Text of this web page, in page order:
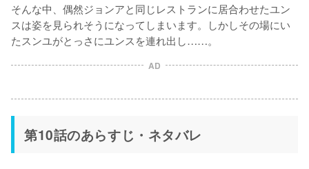
そんな中、偶然ジョンアと同じレストランに居合わせたユン
スは姿を見られそうになってしまいます。しかしその場にい
たスンユがとっさにユンスを連れ出し……。
AD
第10話のあらすじ・ネタバレ